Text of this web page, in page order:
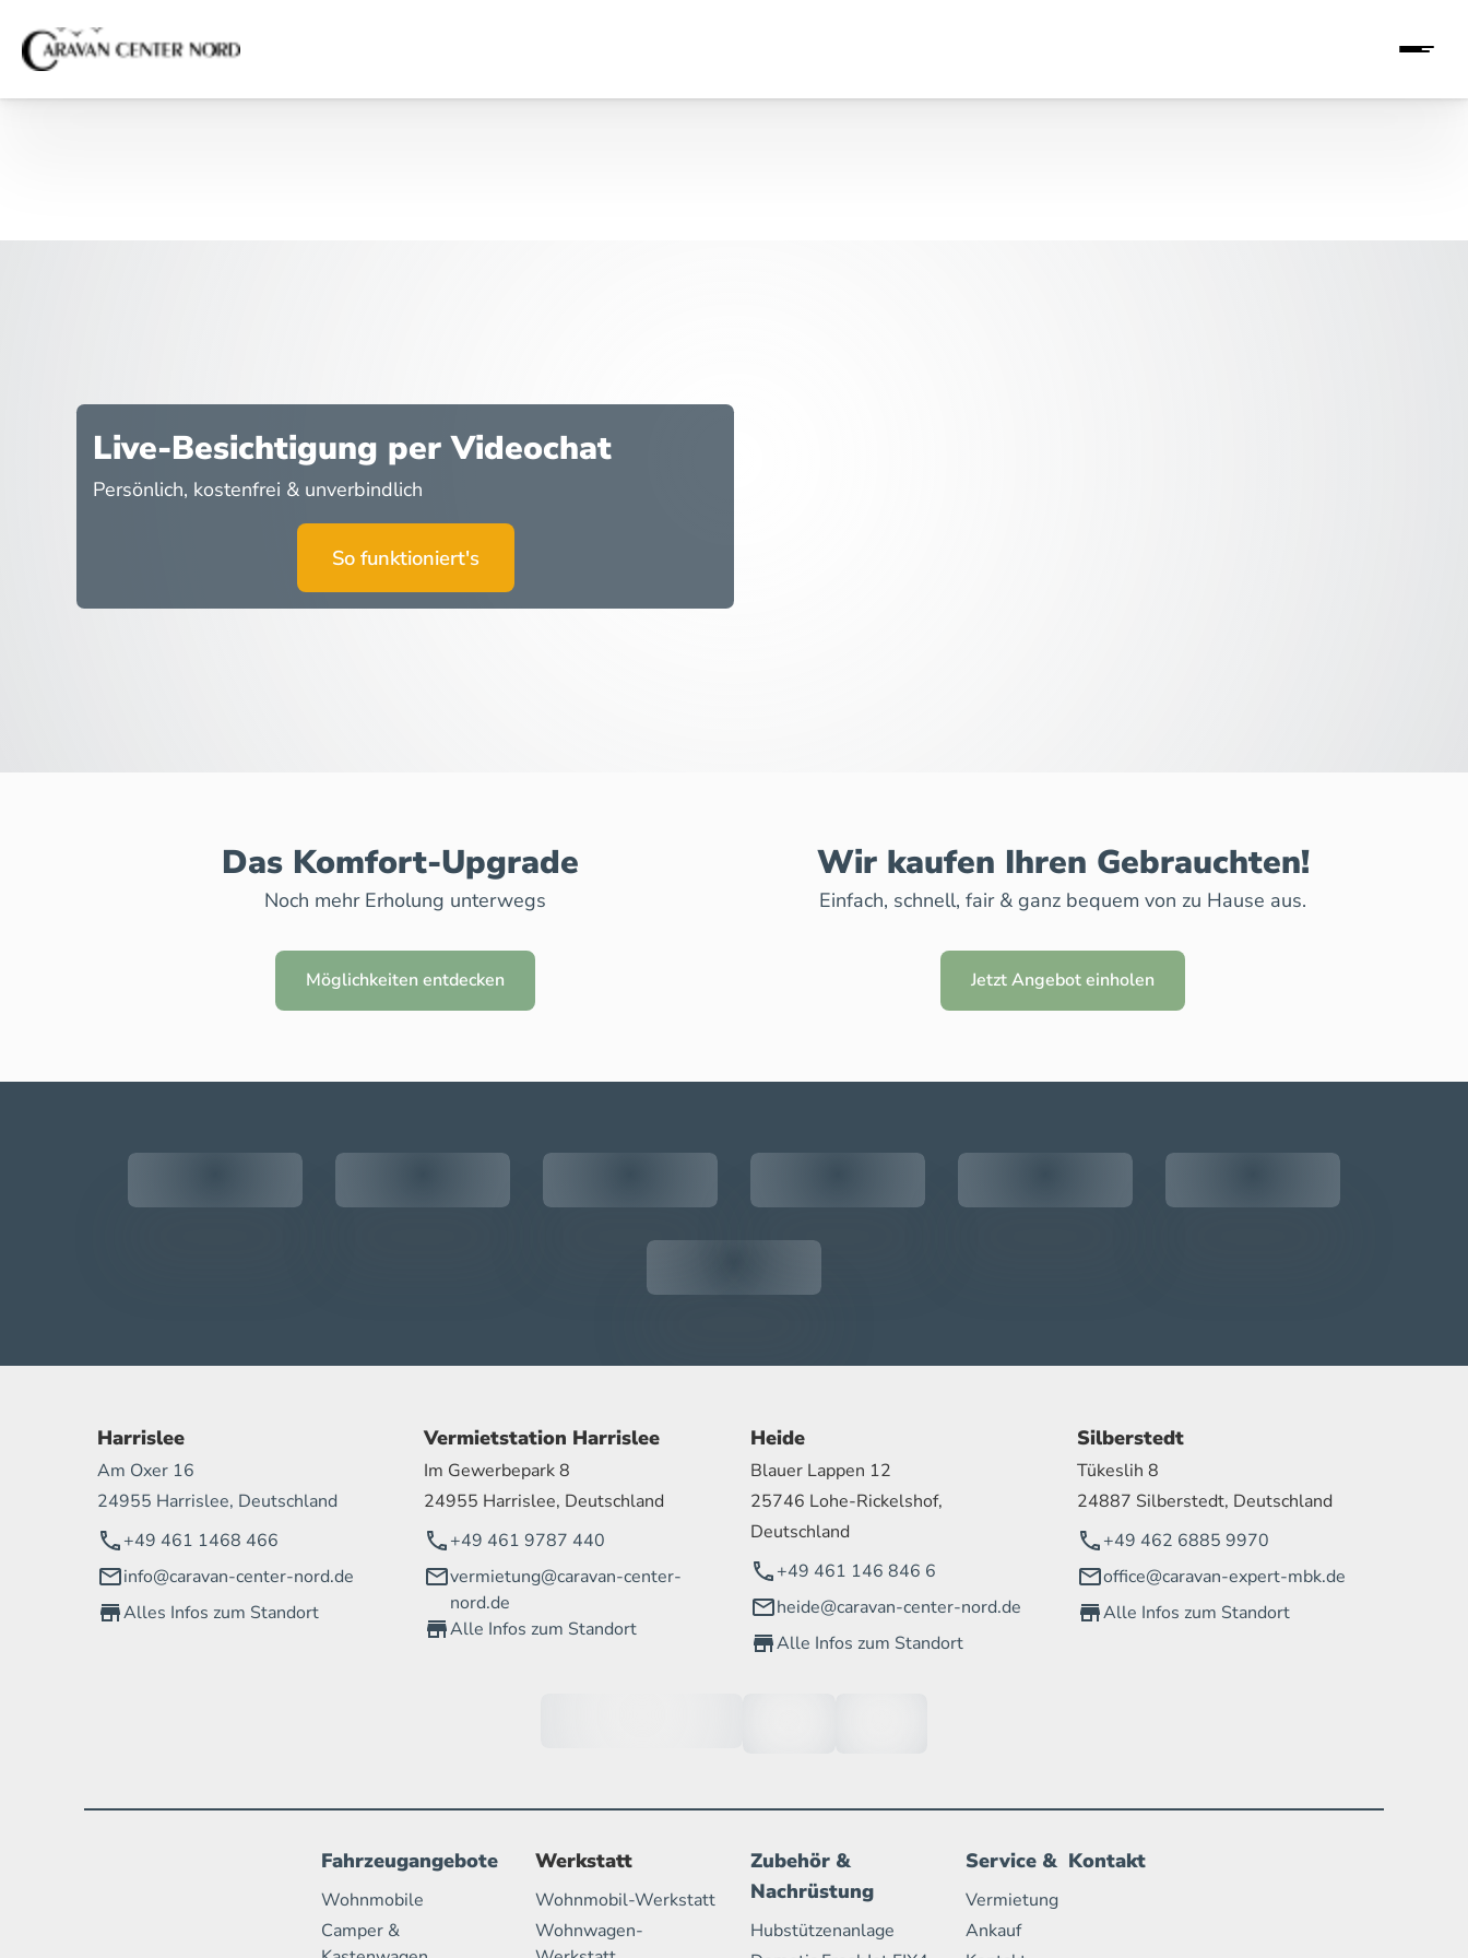
Live-Besichtigung per Videochat
Persönlich, kostenfrei & unverbindlich
So funktioniert's
Das Komfort-Upgrade
Noch mehr Erholung unterwegs
Möglichkeiten entdecken
Wir kaufen Ihren Gebrauchten!
Einfach, schnell, fair & ganz bequem von zu Hause aus.
Jetzt Angebot einholen
Harrislee
Am Oxer 16
24955 Harrislee, Deutschland
+49 461 1468 466
info@caravan-center-nord.de
Alles Infos zum Standort
Vermietstation Harrislee
Im Gewerbepark 8
24955 Harrislee, Deutschland
+49 461 9787 440
vermietung@caravan-center-
nord.de
Alle Infos zum Standort
Heide
Blauer Lappen 12
25746 Lohe-Rickelshof,
Deutschland
+49 461 146 846 6
heide@caravan-center-nord.de
Alle Infos zum Standort
Silberstedt
Tükeslih 8
24887 Silberstedt, Deutschland
+49 462 6885 9970
office@caravan-expert-mbk.de
Alle Infos zum Standort
Fahrzeugangebote
Wohnmobile
Camper &
Werkstatt
Wohnmobil-Werkstatt
Wohnwagen-
Zubehör &
Nachrüstung
Hubstützenanlage
Service & Kontakt
Vermietung
Ankauf